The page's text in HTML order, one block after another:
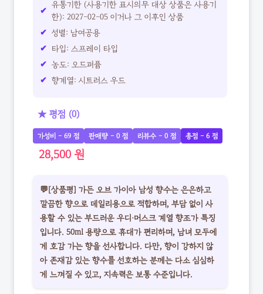
유통기한 (사용기한 표시의무 대상 상품은 사용기
한): 2027-02-05 이거나 그 이후인 상품
성별: 남여공용
타입: 스프레이 타입
농도: 오드퍼퓸
향계열: 시트러스 우드
★ 평점 (0)
가성비 - 69 점 판매량 - 0 점 리뷰수 - 0 점 총점 - 6 점
28,500 원
💬[상품평] 가든 오브 가이아 남성 향수는 은은하고
깔끔한 향으로 데일리용으로 적합하며, 부담 없이 사
용할 수 있는 부드러운 우디·머스크 계열 향조가 특징
입니다. 50ml 용량으로 휴대가 편리하며, 남녀 모두에
게 호감 가는 향을 선사합니다. 다만, 향이 강하지 않
아 존재감 있는 향수를 선호하는 분께는 다소 심심하
게 느껴질 수 있고, 지속력은 보통 수준입니다.